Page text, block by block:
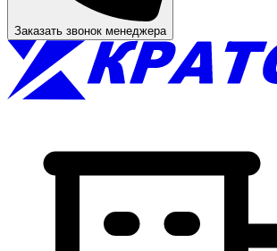
Заказать звонок менеджера